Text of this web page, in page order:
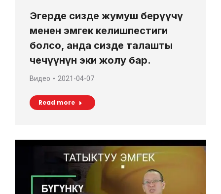
Эгерде сизде жумуш берүүчү
менен эмгек келишпестиги
болсо, анда сизде талашты
чечүүнүн эки жолу бар.
Видео 2021-04-07
Read more